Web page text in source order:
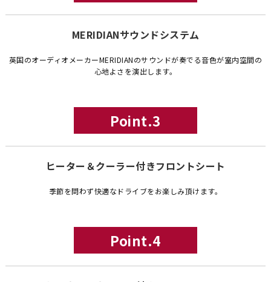
MERIDIANサウンドシステム
英国のオーディオメーカーMERIDIANのサウンドが奏でる音色が室内空間の
心地よさを演出します。
Point.3
ヒーター＆クーラー付きフロントシート
季節を問わず快適なドライブをお楽しみ頂けます。
Point.4